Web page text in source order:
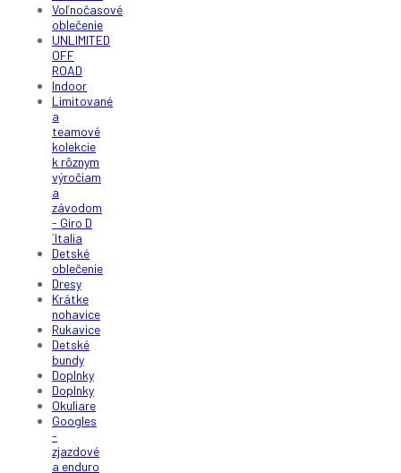
Voľnočasové
oblečenie
UNLIMITED
OFF
ROAD
Indoor
Limitované
a
teamové
kolekcie
k rôznym
výročiam
a
závodom
- Giro D
´Italia
Detské
oblečenie
Dresy
Krátke
nohavice
Rukavice
Detské
bundy
Doplnky
Doplnky
Okuliare
Googles
-
zjazdové
a enduro